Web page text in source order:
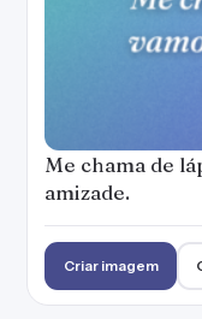
Me chama de
amizade.
Criar imagem